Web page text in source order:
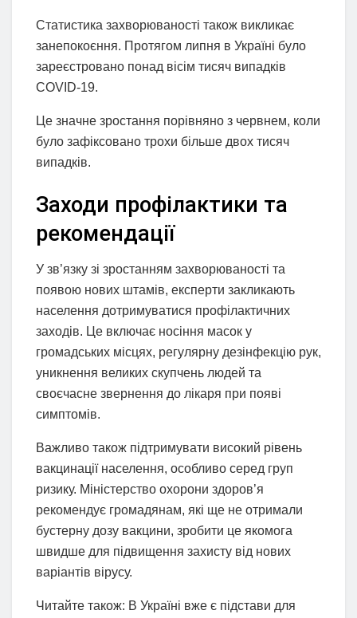
Статистика захворюваності також викликає
занепокоєння. Протягом липня в Україні було
зареєстровано понад вісім тисяч випадків
COVID-19.
Це значне зростання порівняно з червнем, коли
було зафіксовано трохи більше двох тисяч
випадків.
Заходи профілактики та
рекомендації
У зв’язку зі зростанням захворюваності та
появою нових штамів, експерти закликають
населення дотримуватися профілактичних
заходів. Це включає носіння масок у
громадських місцях, регулярну дезінфекцію рук,
уникнення великих скупчень людей та
своєчасне звернення до лікаря при появі
симптомів.
Важливо також підтримувати високий рівень
вакцинації населення, особливо серед груп
ризику. Міністерство охорони здоров’я
рекомендує громадянам, які ще не отримали
бустерну дозу вакцини, зробити це якомога
швидше для підвищення захисту від нових
варіантів вірусу.
Читайте також: В Україні вже є підстави для